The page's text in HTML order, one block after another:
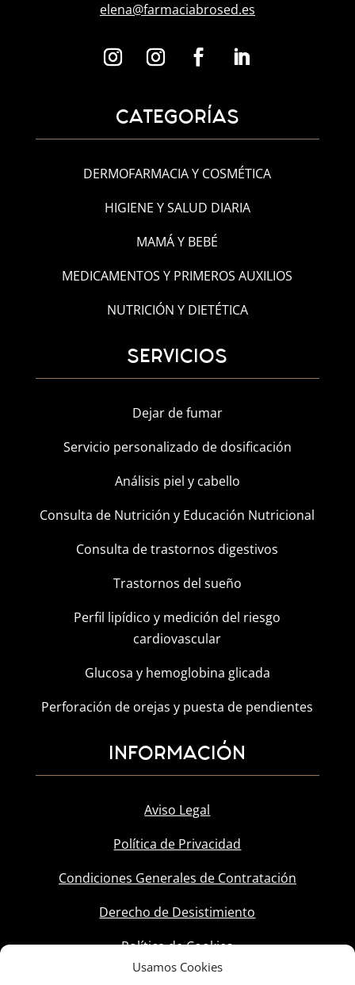
Usamos Cookies
elena@farmaciabrosed.es
CATEGORÍAS
DERMOFARMACIA Y COSMÉTICA
HIGIENE Y SALUD DIARIA
MAMÁ Y BEBÉ
MEDICAMENTOS Y PRIMEROS AUXILIOS
NUTRICIÓN Y DIETÉTICA
SERVICIOS
Dejar de fumar
Servicio personalizado de dosificación
Análisis piel y cabello
Consulta de Nutrición y Educación Nutricional
Consulta de trastornos digestivos
Trastornos del sueño
Perfil lipídico y medición del riesgo
cardiovascular
Glucosa y hemoglobina glicada
Perforación de orejas y puesta de pendientes
INFORMACIÓN
Aviso Legal
Política de Privacidad
Condiciones Generales de Contratación
Derecho de Desistimiento
Política de Cookies